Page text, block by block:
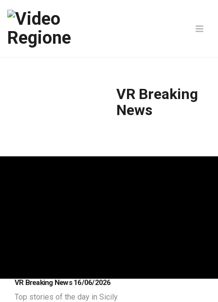
VR Breaking
News
VR Breaking News 16/06/2026
Top stories of the day in Sicily